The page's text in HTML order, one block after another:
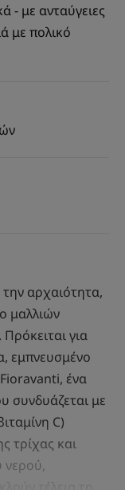
- με ανταύγειες
με πολικό
αρχαιότητα,
μαλλιών
για
εμπνευσμένο
ένα
συνδυάζεται με
C)
τρίχας και
νερού,